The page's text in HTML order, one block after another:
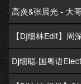
高炎&张晨光 - 大
【Dj细林Edit】